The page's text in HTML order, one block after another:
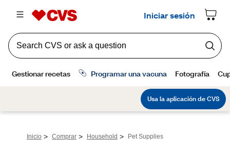
Inicio > Comprar > Household > Pet Supplies